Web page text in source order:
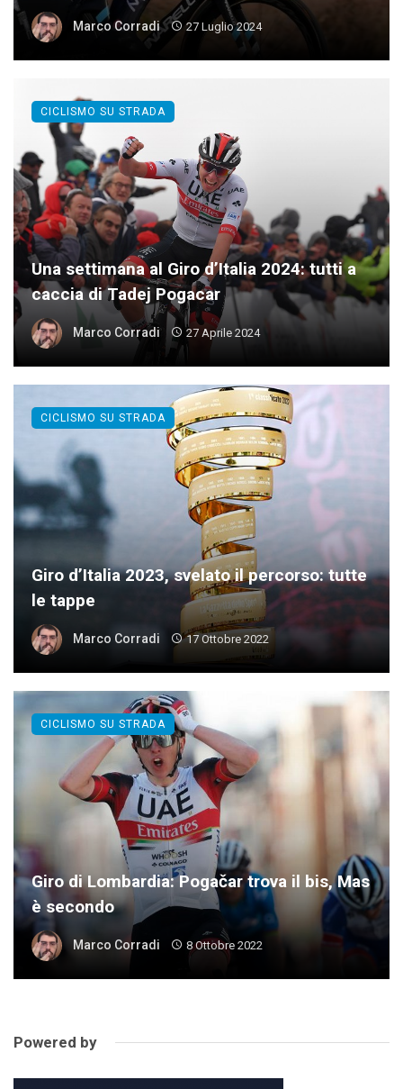
Marco Corradi 27 Luglio 2024
Una settimana al Giro d’Italia 2024: tutti a
caccia di Tadej Pogacar
Marco Corradi 27 Aprile 2024
CICLISMO SU STRADA
Giro d’Italia 2023, svelato il percorso: tutte
le tappe
Marco Corradi 17 Ottobre 2022
CICLISMO SU STRADA
Giro di Lombardia: Pogačar trova il bis, Mas
è secondo
Marco Corradi 8 Ottobre 2022
CICLISMO SU STRADA
Powered by